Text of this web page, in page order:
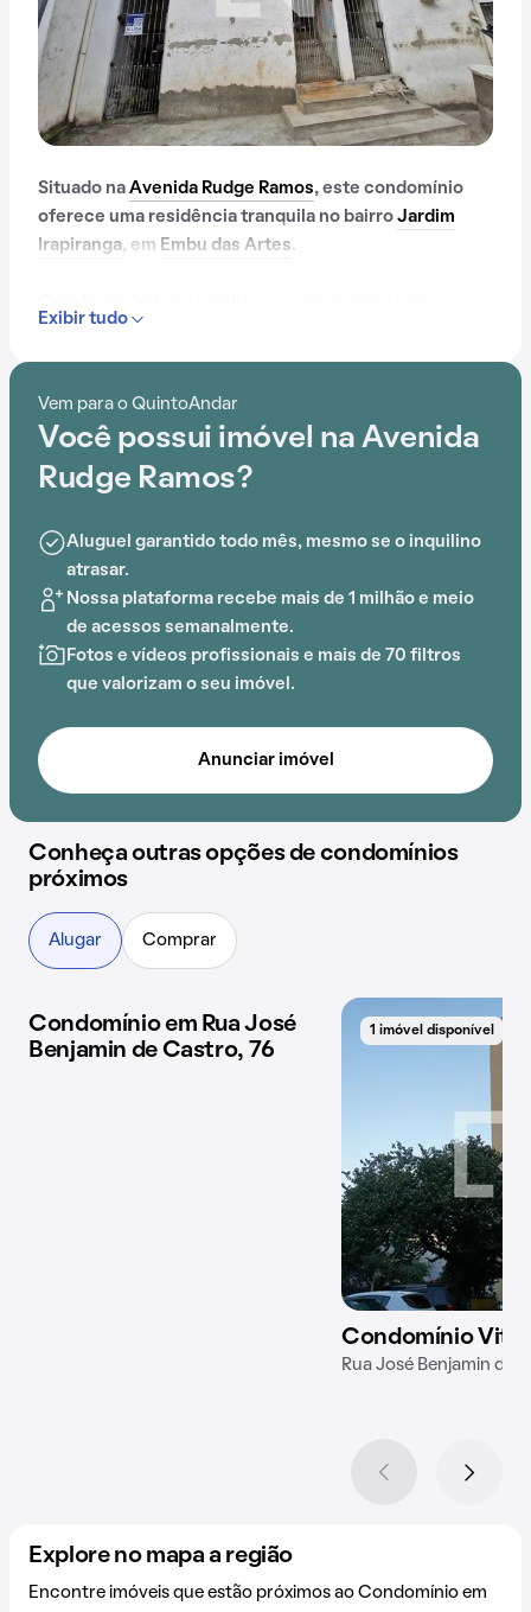
Situado na Avenida Rudge Ramos, este condomínio
oferece uma residência tranquila no bairro Jardim
Irapiranga, em Embu das Artes.
Exibir tudo
Vem para o QuintoAndar
Você possui imóvel na Avenida
Rudge Ramos?
Aluguel garantido todo mês, mesmo se o inquilino
atrasar.
Nossa plataforma recebe mais de 1 milhão e meio
de acessos semanalmente.
Fotos e vídeos profissionais e mais de 70 filtros
que valorizam o seu imóvel.
Anunciar imóvel
Conheça outras opções de condomínios
próximos
Alugar Comprar
1 imóvel disponível
Condomínio em Rua José
Benjamin de Castro, 76
1 imóvel disponível
Condomínio
Rua José Benjamin de
Explore no mapa a região
Encontre imóveis que estão próximos ao Condomínio em